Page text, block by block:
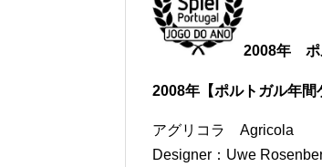
2008年 ポ
2008年【ポルトガル年
アグリコラ Agricola
Designer：Uwe